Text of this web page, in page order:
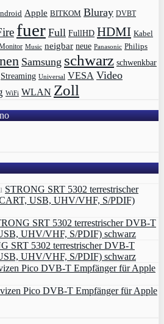
Apple BITKOM Bluray DVBT
fuer Full FullHD HDMI Kabel
Music neigbar neue Panasonic Philips
Samsung schwarz schwenkbar
Streaming Universal VESA Video
WiFi WLAN Zoll
STRONG SRT 5302 terrestrischer
USB, UHV/VHF, S/PDIF)
SRT 5302 terrestrischer DVB-T
UHV/VHF, S/PDIF) schwarz
SRT 5302 terrestrischer DVB-T
UHV/VHF, S/PDIF) schwarz
Pico DVB-T Empfänger für Apple
Pico DVB-T Empfänger für Apple